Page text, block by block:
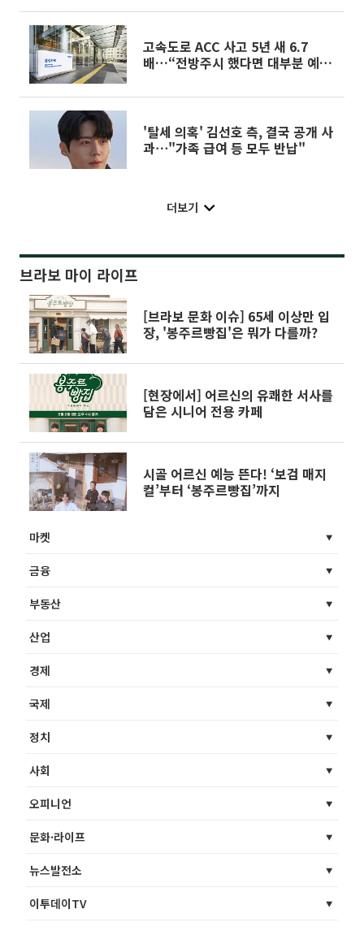
고속도로 ACC 사고 5년 새 6.7
배…“전방주시 했다면 대부분 예
'탈세 의혹' 김선호 측, 결국 공개 사
과⋯"가족 급여 등 모두 반납"
더보기
브라보 마이 라이프
[브라보 문화 이슈] 65세 이상만 입
장, '봉주르빵집'은 뭐가 다를까?
[현장에서] 어르신의 유쾌한 서사를
담은 시니어 전용 카페
시골 어르신 예능 뜬다! ‘보검 매지
컬’부터 ‘봉주르빵집’까지
마켓
금융
부동산
산업
경제
국제
정치
사회
오피니언
문화·라이프
뉴스발전소
이투데이TV